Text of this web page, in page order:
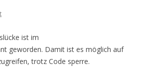
ist im
geworden. Damit ist es möglich auf
trotz Code sperre.